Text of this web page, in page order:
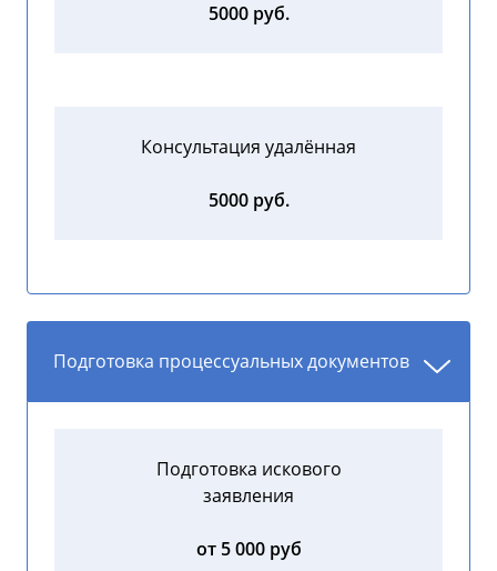
5000 руб.
Консультация удалённая
5000 руб.
Подготовка процессуальных документов
Подготовка искового
заявления
от 5 000 руб